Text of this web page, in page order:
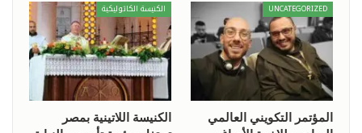
UNCATEGORIZED
المؤتمر التكويني العالمي
الكنيسة الكاثوليكية
الكنيسة اللاتينية بمصر